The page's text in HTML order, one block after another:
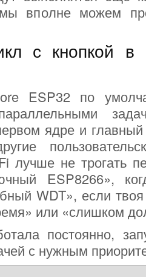
вполне можем
с кнопкой в
ESP32 по
ядре и главный
лучше не трогать
ESP8266»,
WDT», если
или «слишком
постоянно,
с нужным